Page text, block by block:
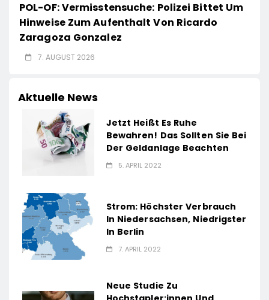
POL-OF: Vermisstensuche: Polizei Bittet Um
Hinweise Zum Aufenthalt Von Ricardo
Zaragoza Gonzalez
7. AUGUST 2026
Aktuelle News
Jetzt Heißt Es Ruhe
Bewahren! Das Sollten Sie Bei
Der Geldanlage Beachten
5. APRIL 2022
Strom: Höchster Verbrauch
In Niedersachsen, Niedrigster
In Berlin
7. APRIL 2022
Neue Studie Zu